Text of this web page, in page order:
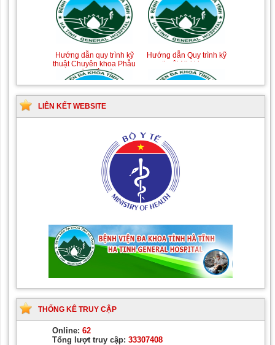
Hướng dẫn quy trình kỹ
thuật Chuyên khoa Phẫu
thuật Tiết niệu
Hướng dẫn Quy trình kỹ
thuật Nhi khoa
LIÊN KẾT WEBSITE
THỐNG KÊ TRUY CẬP
Online: 62
Tổng lượt truy cập: 33307408